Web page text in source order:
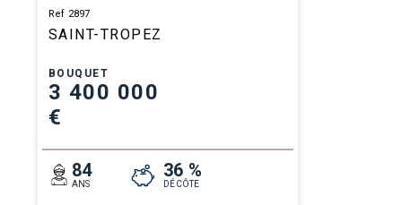
Ref 2897
SAINT-TROPEZ
BOUQUET
3 400 000
€
84
ANS
36 %
DÉCÔTE